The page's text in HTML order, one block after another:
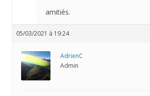
amitiés.
05/03/2021 à 19:24
AdrienC
Admin